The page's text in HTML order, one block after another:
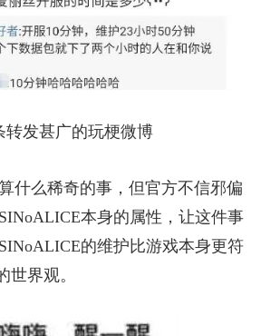
转发甚广的玩梗微博
什么稀奇的事，但官方不信邪偏
本身的属性，让这件事
的维护比游戏本身更符
世界观。